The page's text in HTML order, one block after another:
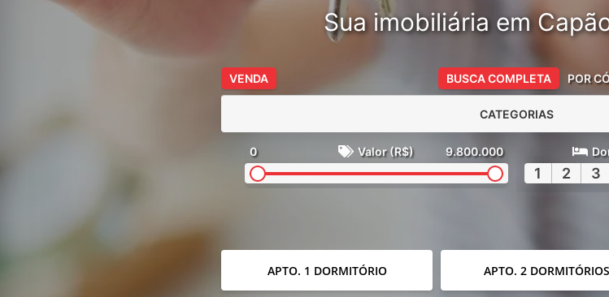
Sua imobiliária em
VENDA BUSCA COMPLETA POR
CATEGORIAS
0 Valor (R$) 9.800.000
1 2 3
APTO. 1 DORMITÓRIO APTO. 2 DORMITÓRIOS